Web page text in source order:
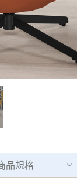
品規格